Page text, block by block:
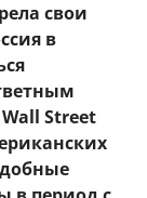
свои
в
Street